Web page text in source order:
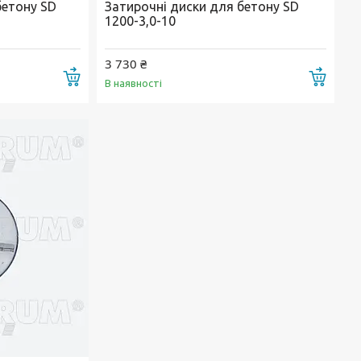
SD
Купити
Затирочні диски для бетону SD
1200-3,0-10
3 730 ₴
В наявності